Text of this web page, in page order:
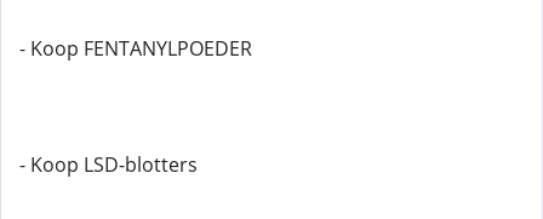
- Koop FENTANYLPOEDER
- Koop LSD-blotters